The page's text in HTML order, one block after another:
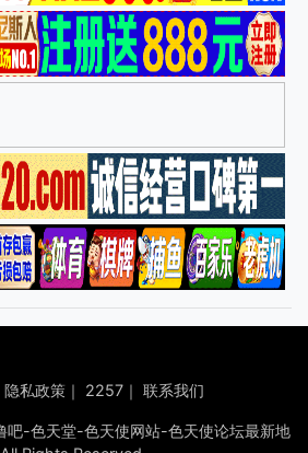
隐私政策｜ 2257｜ 联系我们
-色天堂-色天使网站-色天使论坛最新地